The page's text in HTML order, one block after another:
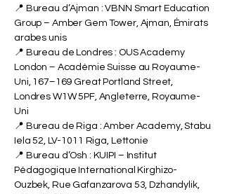
📍 Bureau d’Ajman : VBNN Smart Education
Group – Amber Gem Tower, Ajman, Émirats
arabes unis
📍 Bureau de Londres : OUS Academy
London – Académie Suisse au Royaume-
Uni, 167–169 Great Portland Street,
Londres W1W 5PF, Angleterre, Royaume-
Uni
📍 Bureau de Riga : Amber Academy, Stabu
Iela 52, LV-1011 Riga, Lettonie
📍 Bureau d’Osh : KUIPI – Institut
Pédagogique International Kirghizo-
Ouzbek, Rue Gafanzarova 53, Dzhandylik,